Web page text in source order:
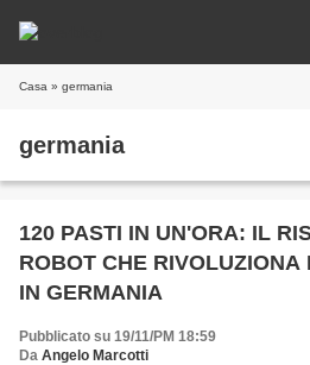
Casa » germania
germania
120 PASTI IN UN'ORA: IL
ROBOT CHE
IN GERMANIA
Pubblicato su 19/11/PM 18:59
Da Angelo Marcotti